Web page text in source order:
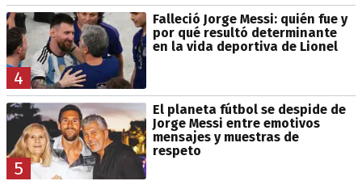
4
Falleció Jorge Messi: quién fue y
por qué resultó determinante
en la vida deportiva de Lionel
5
El planeta fútbol se despide de
Jorge Messi entre emotivos
mensajes y muestras de
respeto